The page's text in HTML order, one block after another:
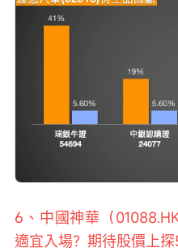
6、中國神華（
適宜入場？期待股價上探